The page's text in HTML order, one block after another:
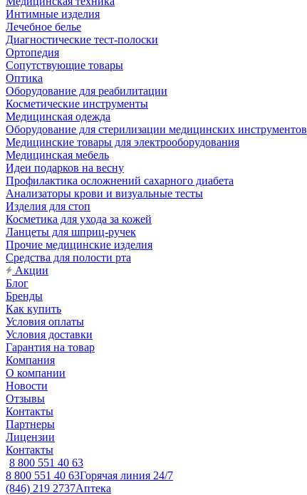
Интимные изделия
Лечебное белье
Диагностические тест-полоски
Ортопедия
Сопутствующие товары
Оптика
Оборудование для реабилитации
Косметические инструменты
Медицинская одежда
Оборудование для стерилизации медицинских инструментов
Медицинские товары для электрооборудования
Медицинская мебель
Идеи подарков на весну
Профилактика осложнений сахарного диабета
Анализаторы крови и визуальные тесты
Изделия для стоп
Косметика для ухода за кожей
Ланцеты для шприц-ручек
Прочие медицинские изделия
Средства для полости рта
Акции
Блог
Бренды
Как купить
Условия оплаты
Условия доставки
Гарантия на товар
Компания
О компании
Новости
Отзывы
Контакты
Партнеры
Лицензии
Контакты
8 800 551 40 63
8 800 551 40 63Горячая линия 24/7
(846) 219 2737Аптека